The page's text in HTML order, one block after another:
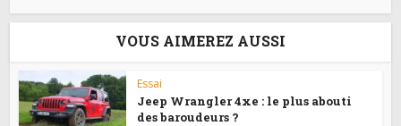
VOUS AIMEREZ AUSSI
Essai
Jeep Wrangler 4xe : le plus abouti
des baroudeurs ?